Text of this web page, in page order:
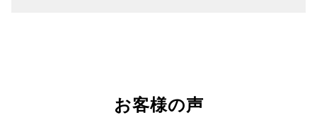
お客様の声